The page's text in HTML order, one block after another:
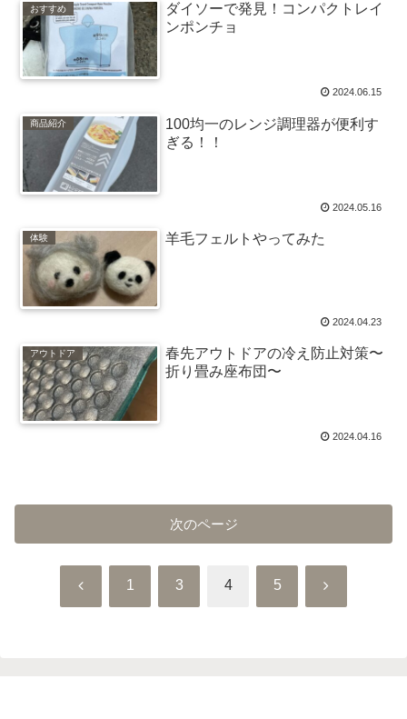
おすすめ
ダイソーで発見！コンパクトレイ
ンポンチョ
2024.06.15
商品紹介
100均一のレンジ調理器が便利す
ぎる！！
2024.05.16
体験 羊毛フェルトやってみた
2024.04.23
アウトドア
春先アウトドアの冷え防止対策〜
折り畳み座布団〜
2024.04.16
次のページ
前 1 3 4 5 次